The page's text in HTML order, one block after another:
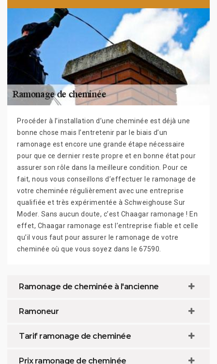
Procéder à l’installation d’une cheminée est déjà une
bonne chose mais l’entretenir par le biais d’un
ramonage est encore une grande étape nécessaire
pour que ce dernier reste propre et en bonne état pour
assurer son rôle dans la meilleure condition. Pour ce
fait, nous vous conseillons d’effectuer le ramonage de
votre cheminée régulièrement avec une entreprise
qualifiée et très expérimentée à Schweighouse Sur
Moder. Sans aucun doute, c’est Chaagar ramonage ! En
effet, Chaagar ramonage est l’entreprise fiable et celle
qu’il vous faut pour assurer le ramonage de votre
cheminée où que vous soyez dans le 67590.
Ramonage de cheminée à l'ancienne
Ramoneur
Tarif ramonage de cheminée
Prix ramonage de cheminée